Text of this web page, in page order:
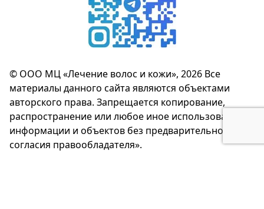
© ООО МЦ «Лечение волос и кожи», 2026 Все
материалы данного сайта являются объектами
авторского права. Запрещается копирование,
распространение или любое иное использование
информации и объектов без предварительного
согласия правообладателя».